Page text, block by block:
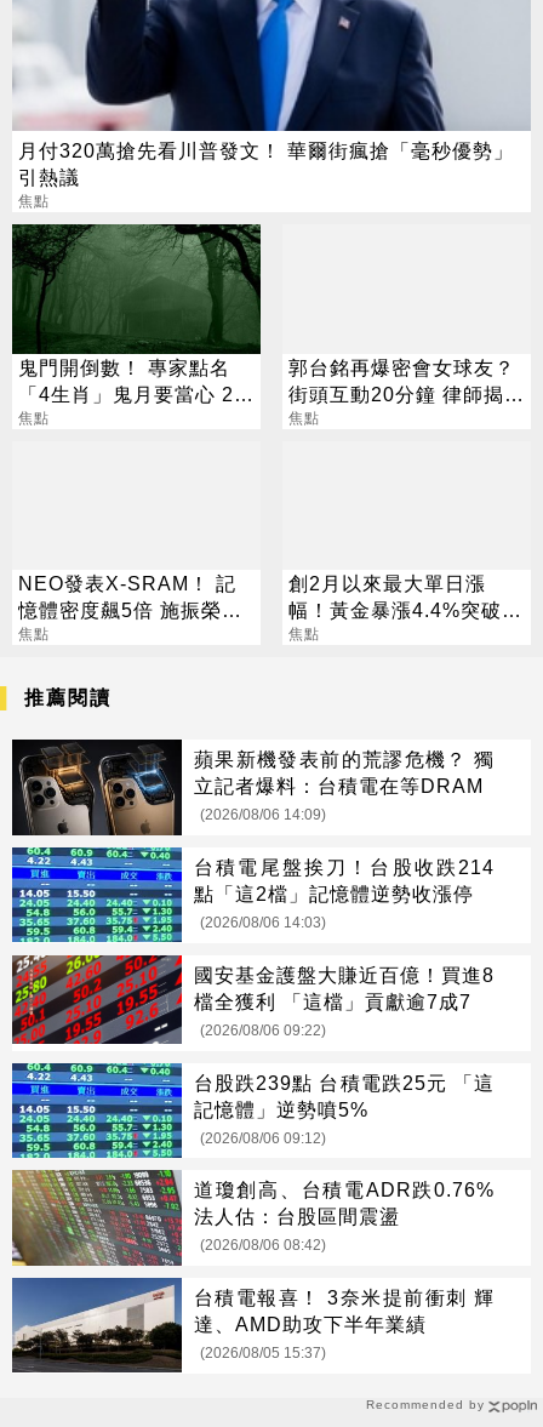
月付320萬搶先看川普發文！ 華爾街瘋搶「毫秒優勢」
引熱議
焦點
鬼門開倒數！ 專家點名
「4生肖」鬼月要當心 2種
人少跑海邊河邊
焦點
郭台銘再爆密會女球友？
街頭互動20分鐘 律師揭不
放手原因
焦點
NEO發表X-SRAM！ 記
憶體密度飆5倍 施振榮：
半導體迎新革命
焦點
創2月以來最大單日漲
幅！黃金暴漲4.4%突破
4253美元
焦點
Recommended by
推薦閱讀
蘋果新機發表前的荒謬危機？ 獨
立記者爆料：台積電在等DRAM
(2026/08/06 14:09)
台積電尾盤挨刀！台股收跌214
點「這2檔」記憶體逆勢收漲停
(2026/08/06 14:03)
國安基金護盤大賺近百億！買進8
檔全獲利 「這檔」貢獻逾7成7
(2026/08/06 09:22)
台股跌239點 台積電跌25元 「這
記憶體」逆勢噴5%
(2026/08/06 09:12)
道瓊創高、台積電ADR跌0.76%
法人估：台股區間震盪
(2026/08/06 08:42)
台積電報喜！ 3奈米提前衝刺 輝
達、AMD助攻下半年業績
(2026/08/05 15:37)